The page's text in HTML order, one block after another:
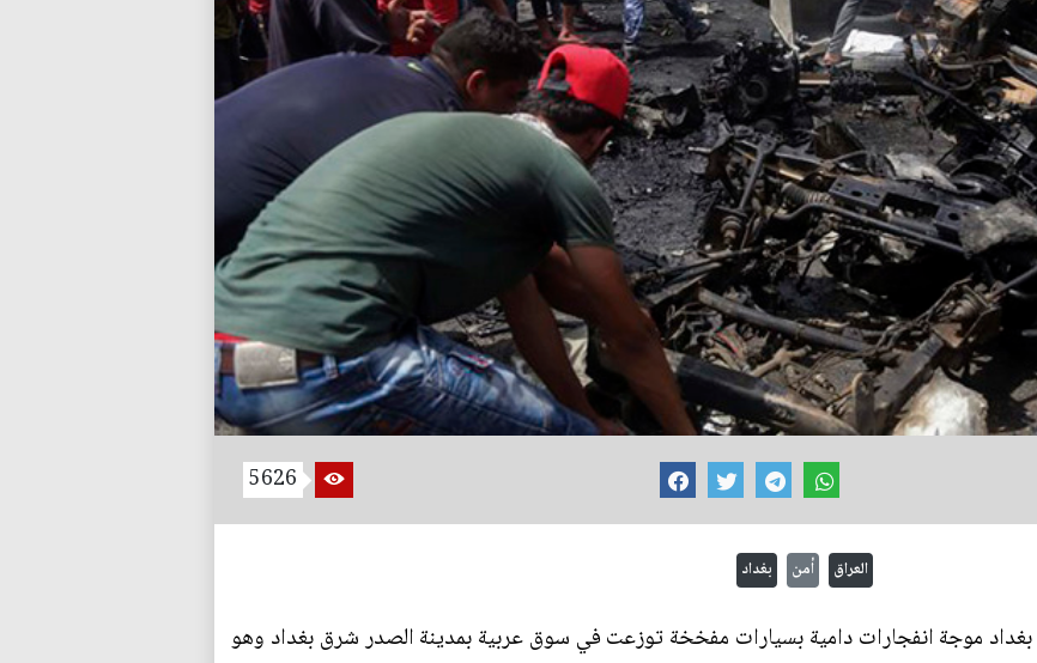
5626
العراق أمن بغداد
بغداد موجة انفجارات دامية بسيارات مفخخة توزعت في سوق عربية بمدينة الصدر شرق بغداد وهو